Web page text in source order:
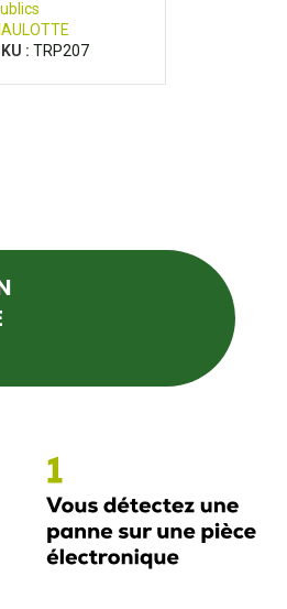
: TRP207